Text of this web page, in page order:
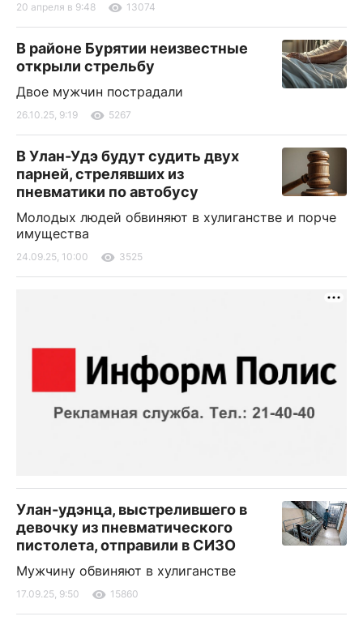
20 апреля в 9:48 13074
В районе Бурятии неизвестные
открыли стрельбу
Двое мужчин пострадали
26.10.25, 9:19 5267
В Улан-Удэ будут судить двух
парней, стрелявших из
пневматики по автобусу
Молодых людей обвиняют в хулиганстве и порче
имущества
24.09.25, 10:00 3525
Улан-удэнца, выстрелившего в
девочку из пневматического
пистолета, отправили в СИЗО
Мужчину обвиняют в хулиганстве
17.09.25, 9:50 15860